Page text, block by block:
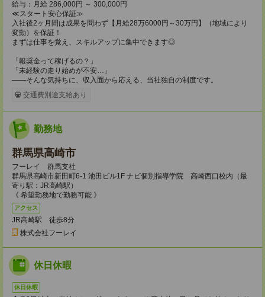
給与：月給 286,000円 ～ 300,000円
≪スタート安心保証≫
入社後2ヶ月間は成果を問わず【月給28万6000円～30万円】（地域により
変動）を保証！
まずは仕事を覚え、スキルアップに集中できます◎
「報奨金って稼げるの？」
「未経験の走り始めが不安…」
——そんな気持ちに、収入面から応える、当社独自の制度です。
交通費別途支給あり
勤務地
群馬県高崎市
フーレイ 群馬支社
群馬県高崎市新田町6-1 池田ビル1F ナビ個別指導学院 高崎西口校内（最
寄り駅：JR高崎駅）
《 希望勤務地で勤務可能 》
アクセス
JR高崎駅 徒歩8分
株式会社フーレイ
休日休暇
休日休暇